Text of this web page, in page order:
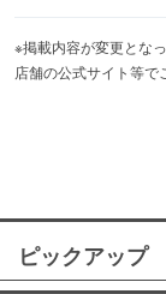
※掲載内容が変更とな
店舗の公式サイト等で
ピックアップ